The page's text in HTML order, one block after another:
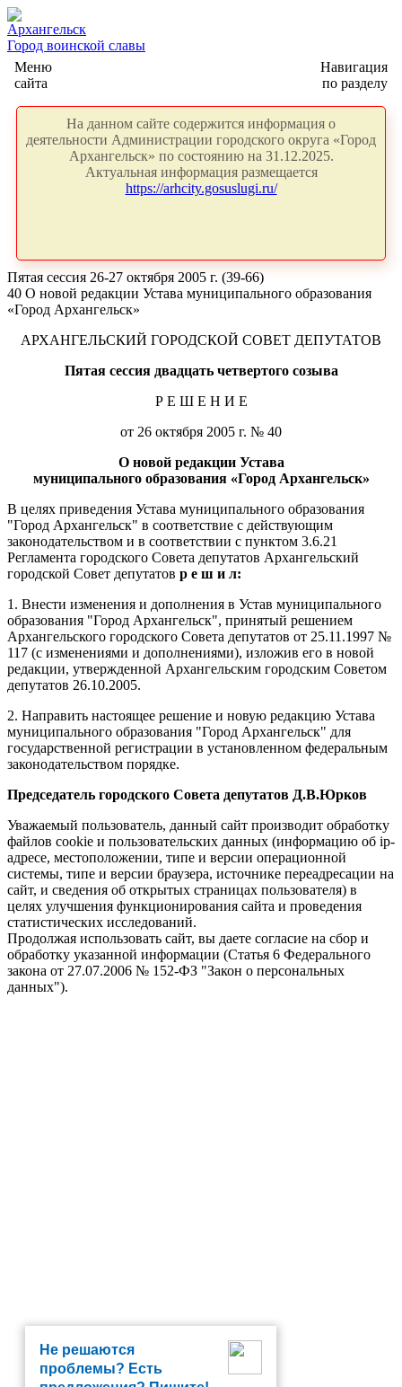
Архангельск
Город воинской славы
Меню
сайта
Навигация
по разделу
На данном сайте содержится информация о
деятельности Администрации городского округа «Город
Архангельск» по состоянию на 31.12.2025.
Актуальная информация размещается
https://arhcity.gosuslugi.ru/
Пятая сессия 26-27 октября 2005 г. (39-66)
40 О новой редакции Устава муниципального образования
«Город Архангельск»
АРХАНГЕЛЬСКИЙ ГОРОДСКОЙ СОВЕТ ДЕПУТАТОВ
Пятая сессия двадцать четвертого созыва
Р Е Ш Е Н И Е
от 26 октября 2005 г. № 40
О новой редакции Устава
муниципального образования «Город Архангельск»
В целях приведения Устава муниципального образования
"Город Архангельск" в соответствие с действующим
законодательством и в соответствии с пунктом 3.6.21
Регламента городского Совета депутатов Архангельский
городской Совет депутатов р е ш и л:
1. Внести изменения и дополнения в Устав муниципального
образования "Город Архангельск", принятый решением
Архангельского городского Совета депутатов от 25.11.1997 №
117 (с изменениями и дополнениями), изложив его в новой
редакции, утвержденной Архангельским городским Советом
депутатов 26.10.2005.
2. Направить настоящее решение и новую редакцию Устава
муниципального образования "Город Архангельск" для
государственной регистрации в установленном федеральным
законодательством порядке.
Председатель городского Совета депутатов Д.В.Юрков
Уважаемый пользователь, данный сайт производит обработку
файлов cookie и пользовательских данных (информацию об ip-
адресе, местоположении, типе и версии операционной
системы, типе и версии браузера, источнике переадресации на
сайт, и сведения об открытых страницах пользователя) в
целях улучшения функционирования сайта и проведения
статистических исследований.
Продолжая использовать сайт, вы даете согласие на сбор и
обработку указанной информации (Статья 6 Федерального
закона от 27.07.2006 № 152-ФЗ "Закон о персональных
данных").
Не решаются
проблемы? Есть